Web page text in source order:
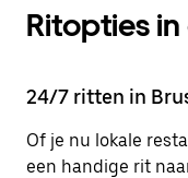
Ritopties
24/7 ritten in
Of je nu lokale
een handige rit